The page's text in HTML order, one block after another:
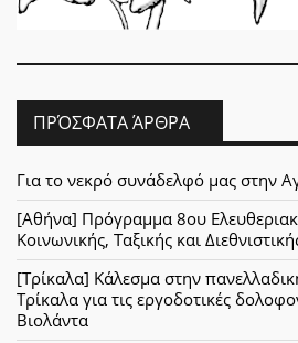
ΠΡΌΣΦΑΤΑ ΆΡΘΡΑ
Για το νεκρό συνάδελφό μας στην
[Αθήνα] Πρόγραμμα 8ου
Κοινωνικής, Ταξικής και
[Τρίκαλα] Κάλεσμα στην
Τρίκαλα για τις εργοδοτικές
Βιολάντα